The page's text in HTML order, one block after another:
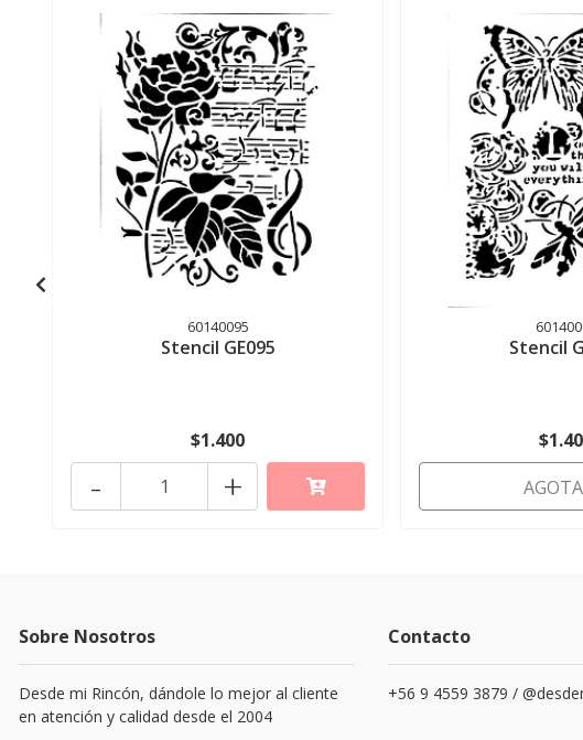
60140095
Stencil GE095
$1.400
+
-
Stencil
Sobre Nosotros
Desde mi Rincón, dándole lo mejor al cliente
en atención y calidad desde el 2004
Contacto
+56 9 4559 3879 /